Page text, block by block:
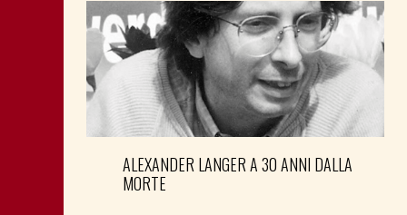
ALEXANDER LANGER A 30 ANNI DALLA
MORTE